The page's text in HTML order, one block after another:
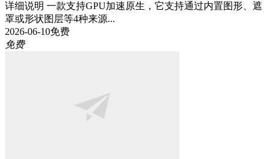
详细说明 一款支持GPU加速原生，它支持通过内置图形、遮
罩或形状图层等4种来源...
2026-06-10免费
免费